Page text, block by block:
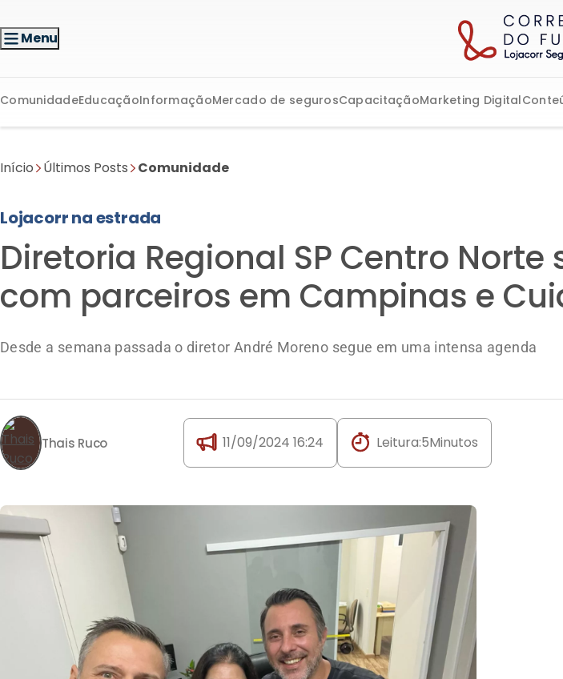
Menu
ComunidadeEducaçãoInformaçãoMercado de segurosCapacitaçãoMarketing Digital
Início Últimos Posts Comunidade
Lojacorr na estrada
Diretoria Regional SP Centro Norte
com parceiros em Campinas e
Desde a semana passada o diretor André Moreno segue em uma intensa agenda
Thais Ruco 11/09/2024 16:24 Leitura:5Minutos